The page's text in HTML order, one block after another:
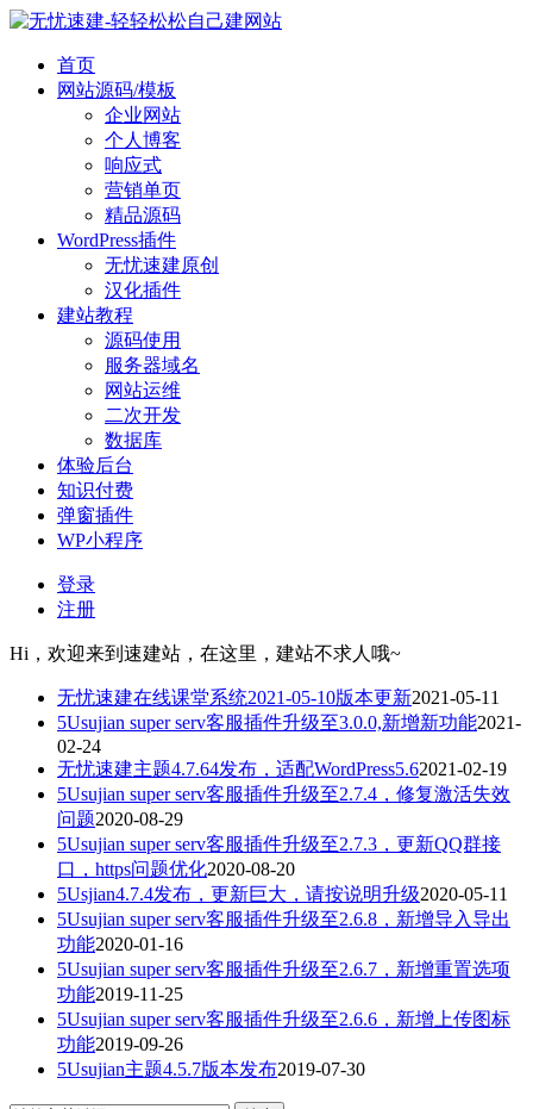
首页
网站源码/模板
企业网站
个人博客
响应式
营销单页
精品源码
WordPress插件
无忧速建原创
汉化插件
建站教程
源码使用
服务器域名
网站运维
二次开发
数据库
体验后台
知识付费
弹窗插件
WP小程序
登录
注册
Hi，欢迎来到速建站，在这里，建站不求人哦~
无忧速建在线课堂系统2021-05-10版本更新2021-05-11
5Usujian super serv客服插件升级至3.0.0,新增新功能2021-
02-24
无忧速建主题4.7.64发布，适配WordPress5.62021-02-19
5Usujian super serv客服插件升级至2.7.4，修复激活失效
问题2020-08-29
5Usujian super serv客服插件升级至2.7.3，更新QQ群接
口，https问题优化2020-08-20
5Usjian4.7.4发布，更新巨大，请按说明升级2020-05-11
5Usujian super serv客服插件升级至2.6.8，新增导入导出
功能2020-01-16
5Usujian super serv客服插件升级至2.6.7，新增重置选项
功能2019-11-25
5Usujian super serv客服插件升级至2.6.6，新增上传图标
功能2019-09-26
5Usujian主题4.5.7版本发布2019-07-30